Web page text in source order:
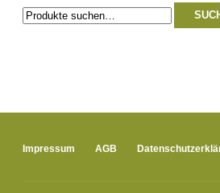
Suche
nach:
Impressum AGB